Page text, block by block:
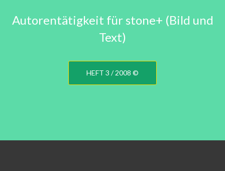
Autorentätigkeit für stone+ (Bild und
Text)
HEFT 3 / 2008 ©